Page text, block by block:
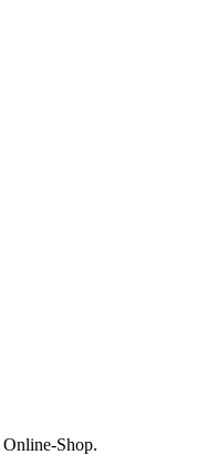
Shop.